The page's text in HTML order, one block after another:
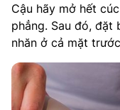
Cậu hãy mở hết
phẳng. Sau đó, đặt
nhăn ở cả mặt